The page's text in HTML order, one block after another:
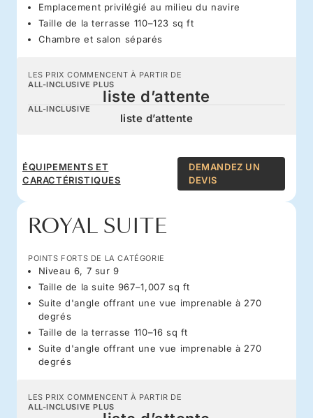
Emplacement privilégié au milieu du navire
Taille de la terrasse 110–123 sq ft
Chambre et salon séparés
LES PRIX COMMENCENT À PARTIR DE
ALL-INCLUSIVE PLUS
liste d’attente
ALL-INCLUSIVE
liste d’attente
ÉQUIPEMENTS ET
CARACTÉRISTIQUES
DEMANDEZ UN
DEVIS
ROYAL SUITE
POINTS FORTS DE LA CATÉGORIE
Niveau 6, 7 sur 9
Taille de la suite 967–1,007 sq ft
Suite d'angle offrant une vue imprenable à 270
degrés
Taille de la terrasse 110–16 sq ft
Suite d'angle offrant une vue imprenable à 270
degrés
LES PRIX COMMENCENT À PARTIR DE
ALL-INCLUSIVE PLUS